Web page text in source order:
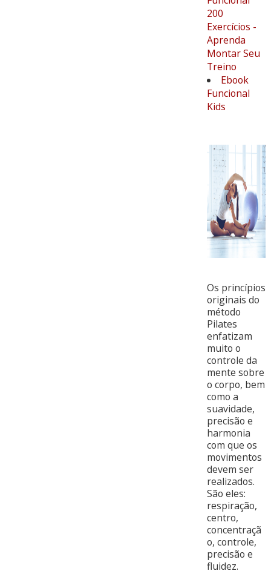
200
Exercícios -
Aprenda
Montar Seu
Treino
Ebook
Funcional
Kids
Os princípios
originais do
método
Pilates
enfatizam
muito o
controle da
mente sobre
o corpo, bem
como a
suavidade,
precisão e
harmonia
com que os
movimentos
devem ser
realizados.
São eles:
respiração,
centro,
concentraçã
o, controle,
precisão e
fluidez.